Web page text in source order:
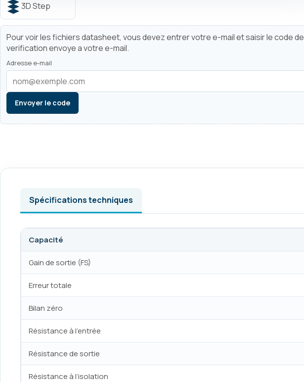
3D Step
Pour voir les fichiers datasheet, vous devez entrer votre e-mail et saisir le code de
verification envoye a votre e-mail.
Adresse e-mail
Envoyer le code
Spécifications techniques
Capacité
Gain de sortie (FS)
Erreur totale
Bilan zéro
Résistance à l’entrée
Résistance de sortie
Résistance à l’isolation